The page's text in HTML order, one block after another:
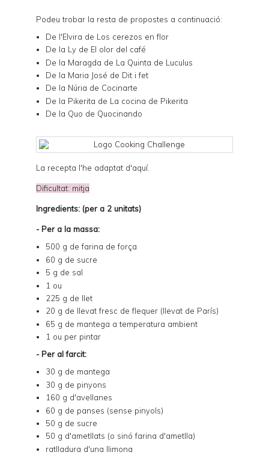
Podeu trobar la resta de propostes a continuació:
De l'Elvira de Los cerezos en flor
De la Ly de El olor del café
De la Maragda de La Quinta de Luculus
De la Maria José de Dit i fet
De la Núria de Cocinarte
De la Pikerita de La cocina de Pikerita
De la Quo de Quocinando
La recepta l'he adaptat d'aquí.
Dificultat: mitja
Ingredients: (per a 2 unitats)
- Per a la massa:
500 g de farina de força
60 g de sucre
5 g de sal
1 ou
225 g de llet
20 g de llevat fresc de flequer (llevat de París)
65 g de mantega a temperatura ambient
1 ou per pintar
- Per al farcit:
30 g de mantega
30 g de pinyons
160 g d'avellanes
60 g de panses (sense pinyols)
50 g de sucre
50 g d'ametllats (o sinó farina d'ametlla)
ratlladura d'una llimona